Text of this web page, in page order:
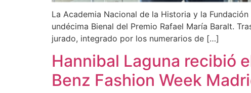
La Academia Nacional de la Historia y la
undécima Bienal del Premio Rafael María Baralt.
jurado, integrado por los numerarios de […]
Hannibal Laguna recibió
Benz Fashion Week